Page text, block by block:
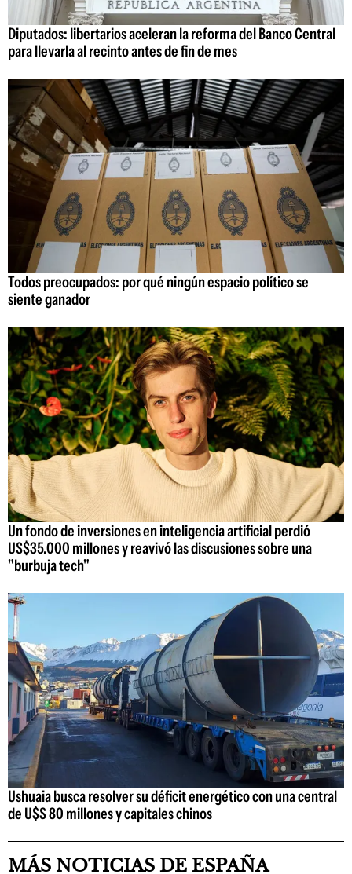
Diputados: libertarios aceleran la reforma del Banco Central
para llevarla al recinto antes de fin de mes
Todos preocupados: por qué ningún espacio político se
siente ganador
Un fondo de inversiones en inteligencia artificial perdió
US$35.000 millones y reavivó las discusiones sobre una
"burbuja tech"
Ushuaia busca resolver su déficit energético con una central
de U$S 80 millones y capitales chinos
MÁS NOTICIAS DE ESPAÑA